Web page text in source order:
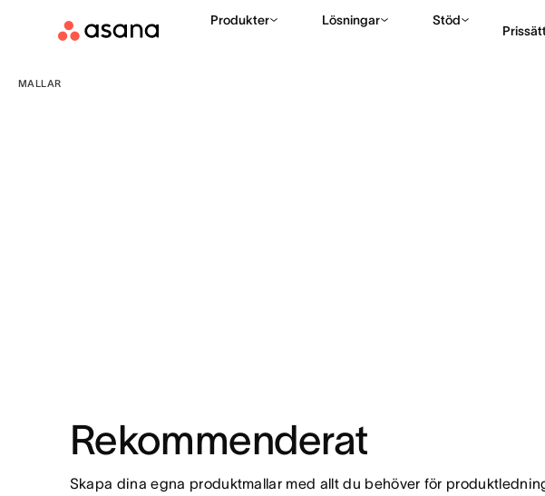
Produkter Lösningar Stöd
MALLAR
Rekommenderat
Skapa dina egna produktmallar med allt du behöver för